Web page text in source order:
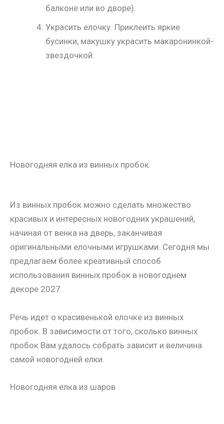
балконе или во дворе).
Украсить елочку. Приклеить яркие
бусинки, макушку украсить макаронинкой-
звездочкой.
Новогодняя елка из винных пробок
Из винных пробок можно сделать множество
красивых и интересных новогодних украшений,
начиная от венка на дверь, заканчивая
оригинальными елочными игрушками. Сегодня мы
предлагаем более креативный способ
использования винных пробок в новогоднем
декоре 2027.
Речь идет о красивенькой елочке из винных
пробок. В зависимости от того, сколько винных
пробок Вам удалось собрать зависит и величина
самой новогодней елки.
Новогодняя елка из шаров